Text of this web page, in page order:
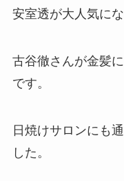
安室透が大人気にな
古谷徹さんが金髪
です。
日焼けサロンにも
した。